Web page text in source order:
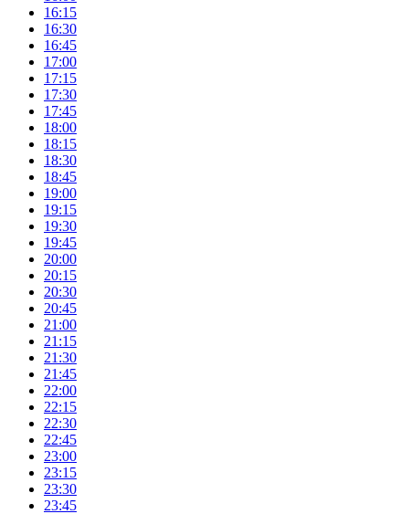
16:15
16:30
16:45
17:00
17:15
17:30
17:45
18:00
18:15
18:30
18:45
19:00
19:15
19:30
19:45
20:00
20:15
20:30
20:45
21:00
21:15
21:30
21:45
22:00
22:15
22:30
22:45
23:00
23:15
23:30
23:45